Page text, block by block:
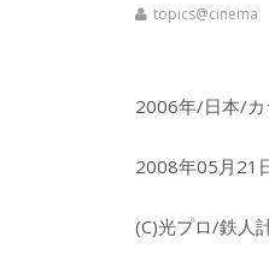
topics@cinema
2006年/日本/カ
2008年05月21
(C)光プロ/鉄人